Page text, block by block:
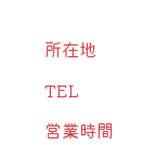
所在地
TEL
営業時間